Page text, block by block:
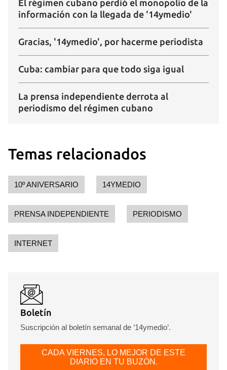
El régimen cubano perdió el monopolio de la
información con la llegada de '14ymedio'
Gracias, '14ymedio', por hacerme periodista
Cuba: cambiar para que todo siga igual
La prensa independiente derrota al
periodismo del régimen cubano
Temas relacionados
10º ANIVERSARIO 14YMEDIO
PRENSA INDEPENDIENTE PERIODISMO
INTERNET
Boletín
Suscripción al boletín semanal de ‘14ymedio’.
CADA VIERNES, LO MEJOR DE ESTE
DIARIO EN TU BUZÓN.